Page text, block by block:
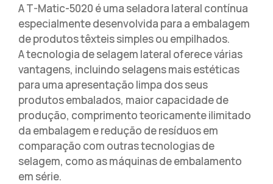
A T-Matic-5020 é uma seladora lateral contínua
especialmente desenvolvida para a embalagem
de produtos têxteis simples ou empilhados.
A tecnologia de selagem lateral oferece várias
vantagens, incluindo selagens mais estéticas
para uma apresentação limpa dos seus
produtos embalados, maior capacidade de
produção, comprimento teoricamente ilimitado
da embalagem e redução de resíduos em
comparação com outras tecnologias de
selagem, como as máquinas de embalamento
em série.